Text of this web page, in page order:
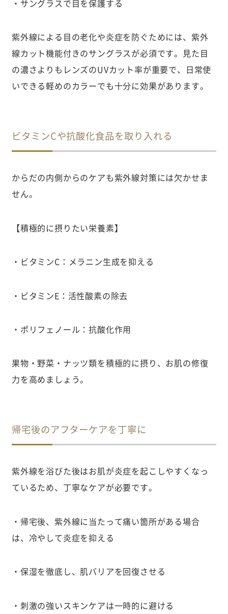
・サングラスで目を保護する
紫外線による目の老化や炎症を防ぐためには、紫外
線カット機能付きのサングラスが必須です。見た目
の濃さよりもレンズのUVカット率が重要で、日常使
いできる軽めのカラーでも十分に効果があります。
ビタミンCや抗酸化食品を取り入れる
からだの内側からのケアも紫外線対策には欠かせま
せん。
【積極的に摂りたい栄養素】
・ビタミンC：メラニン生成を抑える
・ビタミンE：活性酸素の除去
・ポリフェノール：抗酸化作用
果物・野菜・ナッツ類を積極的に摂り、お肌の修復
力を高めましょう。
帰宅後のアフターケアを丁寧に
紫外線を浴びた後はお肌が炎症を起こしやすくなっ
ているため、丁寧なケアが必要です。
・帰宅後、紫外線に当たって痛い箇所がある場合
は、冷やして炎症を抑える
・保湿を徹底し、肌バリアを回復させる
・刺激の強いスキンケアは一時的に避ける